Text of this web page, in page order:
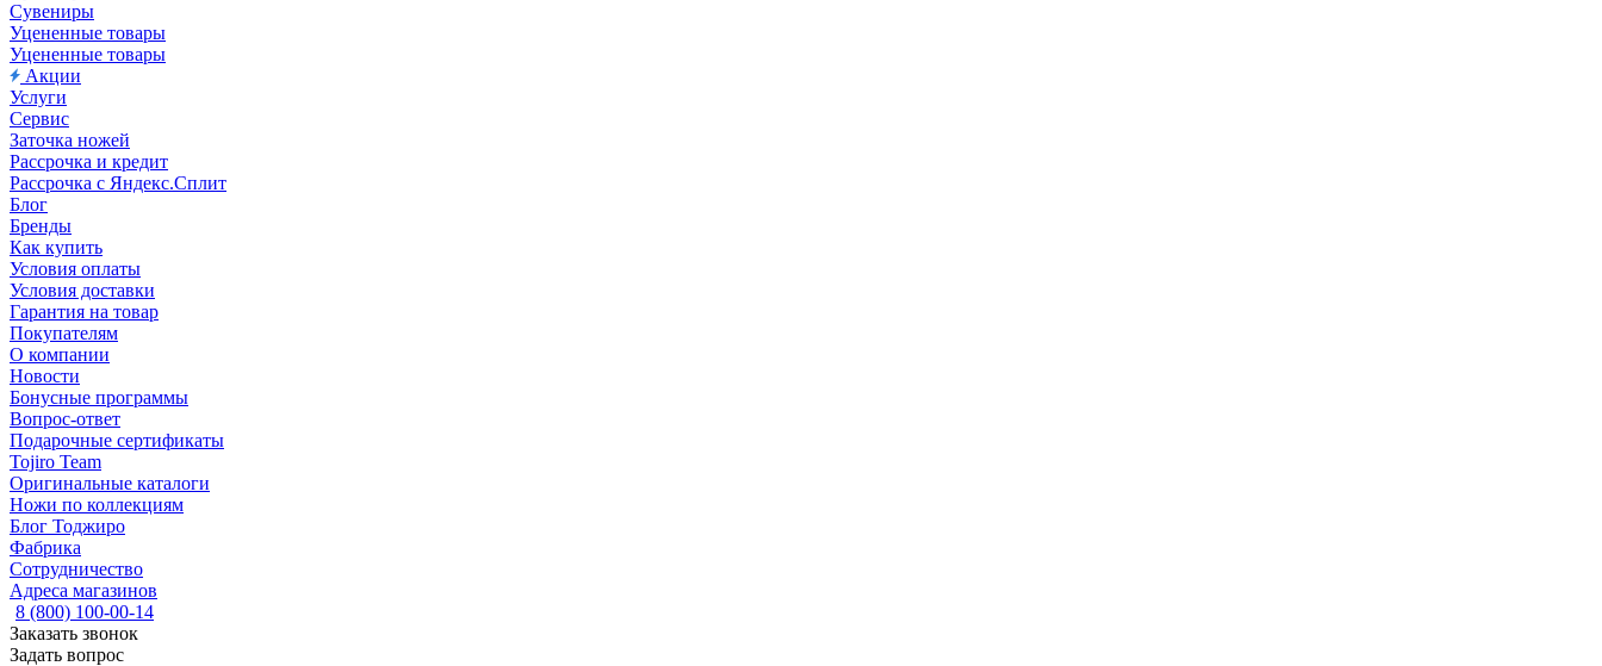
Сувениры
Уцененные товары
Уцененные товары
Акции
Услуги
Сервис
Заточка ножей
Рассрочка и кредит
Рассрочка с Яндекс.Сплит
Блог
Бренды
Как купить
Условия оплаты
Условия доставки
Гарантия на товар
Покупателям
О компании
Новости
Бонусные программы
Вопрос-ответ
Подарочные сертификаты
Tojiro Team
Оригинальные каталоги
Ножи по коллекциям
Блог Тоджиро
Фабрика
Сотрудничество
Адреса магазинов
8 (800) 100-00-14
Заказать звонок
Задать вопрос